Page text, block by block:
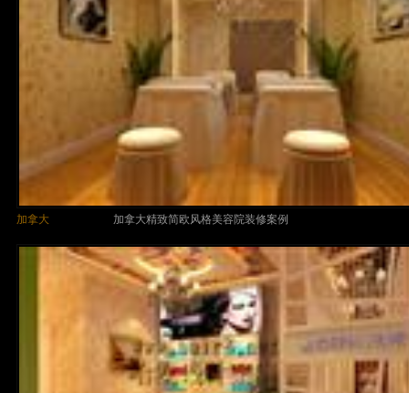
加拿大 加拿大精致简欧风格美容院装修案例